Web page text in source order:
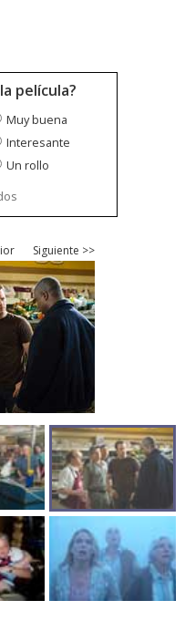
película?
Muy buena
Interesante
Un rollo
Siguiente >>